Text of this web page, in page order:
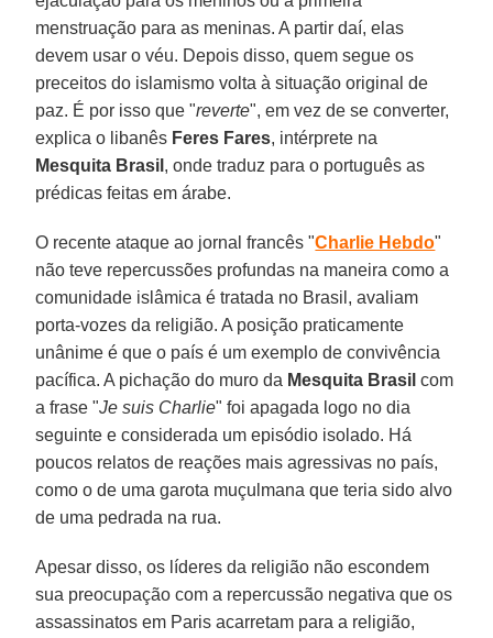
menstruação para as meninas. A partir daí, elas
devem usar o véu. Depois disso, quem segue os
preceitos do islamismo volta à situação original de
paz. É por isso que "reverte", em vez de se converter,
explica o libanês Feres Fares, intérprete na
Mesquita Brasil , onde traduz para o português as
prédicas feitas em árabe.
O recente ataque ao jornal francês "Charlie Hebdo"
não teve repercussões profundas na maneira como a
comunidade islâmica é tratada no Brasil, avaliam
porta-vozes da religião. A posição praticamente
unânime é que o país é um exemplo de convivência
pacífica. A pichação do muro da Mesquita Brasil com
a frase "Je suis Charlie" foi apagada logo no dia
seguinte e considerada um episódio isolado. Há
poucos relatos de reações mais agressivas no país,
como o de uma garota muçulmana que teria sido alvo
de uma pedrada na rua.
Apesar disso, os líderes da religião não escondem
sua preocupação com a repercussão negativa que os
assassinatos em Paris acarretam para a religião,